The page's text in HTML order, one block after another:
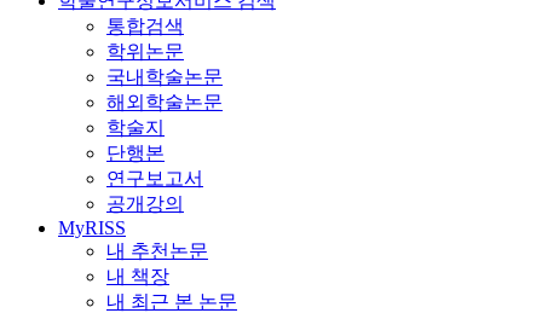
통합검색
학위논문
국내학술논문
해외학술논문
학술지
단행본
연구보고서
공개강의
MyRISS
내 추천논문
내 책장
내 최근 본 논문